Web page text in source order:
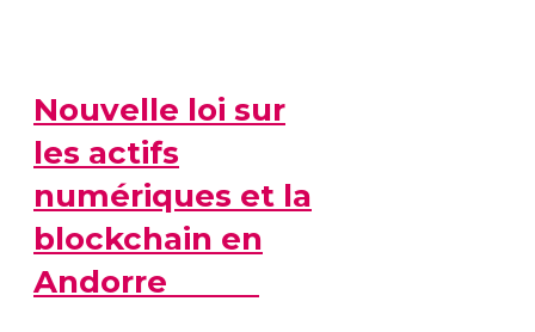
Nouvelle loi sur
les actifs
numériques et la
blockchain en
Andorre